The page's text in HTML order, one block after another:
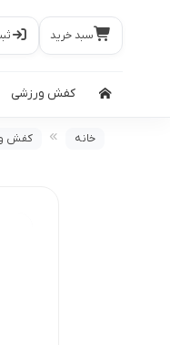
سبد خرید
کفش ورزشی
خانه کفش